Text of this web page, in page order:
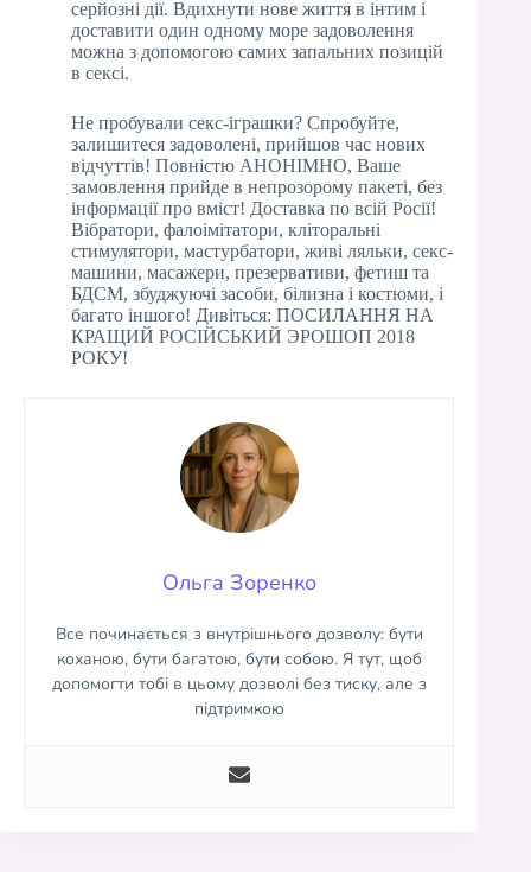
серйозні дії. Вдихнути нове життя в інтим і
доставити один одному море задоволення
можна з допомогою самих запальних позицій
в сексі.
Не пробували секс-іграшки? Спробуйте,
залишитеся задоволені, прийшов час нових
відчуттів! Повністю АНОНІМНО, Ваше
замовлення прийде в непрозорому пакеті, без
інформації про вміст! Доставка по всій Росії!
Вібратори, фалоімітатори, кліторальні
стимулятори, мастурбатори, живі ляльки, секс-
машини, масажери, презервативи, фетиш та
БДСМ, збуджуючі засоби, білизна і костюми, і
багато іншого! Дивіться: ПОСИЛАННЯ НА
КРАЩИЙ РОСІЙСЬКИЙ ЭРОШОП 2018
РОКУ!
Ольга Зоренко
Все починається з внутрішнього дозволу: бути
коханою, бути багатою, бути собою. Я тут, щоб
допомогти тобі в цьому дозволі без тиску, але з
підтримкою